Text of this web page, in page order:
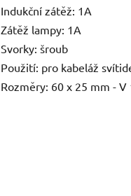
Indukční zátěž: 1A
Zátěž lampy: 1A
Svorky: šroub
Použití: pro kabeláž
Rozměry: 60 x 25 mm - V